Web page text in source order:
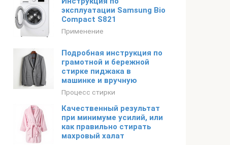
эксплуатации Samsung Bio
Compact S821
Применение
Подробная инструкция по
грамотной и бережной
стирке пиджака в
машинке и вручную
Процесс стирки
Качественный результат
при минимуме усилий, или
как правильно стирать
махровый халат